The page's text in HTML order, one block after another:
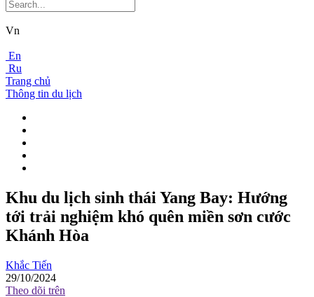
Vn
En
Ru
Trang chủ
Thông tin du lịch
Khu du lịch sinh thái Yang Bay: Hướng
tới trải nghiệm khó quên miền sơn cước
Khánh Hòa
Khắc Tiến
29/10/2024
Theo dõi trên